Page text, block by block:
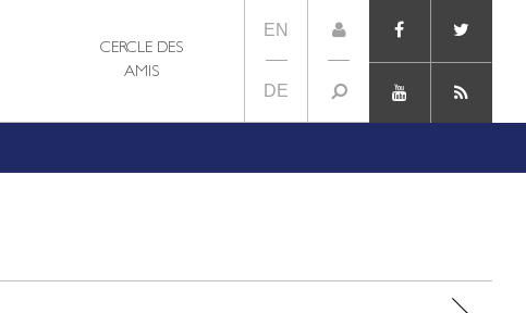
EN
DE
CERCLE DES
AMIS